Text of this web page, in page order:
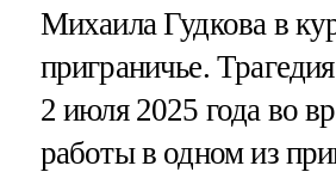
Михаила Гудкова в
приграничье.
2 июля 2025 года во
работы в одном из